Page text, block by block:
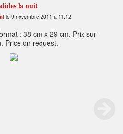
la nuit
le 9 novembre 2011 à 11:12
: 38 cm x 29 cm. Prix sur
Price on request.